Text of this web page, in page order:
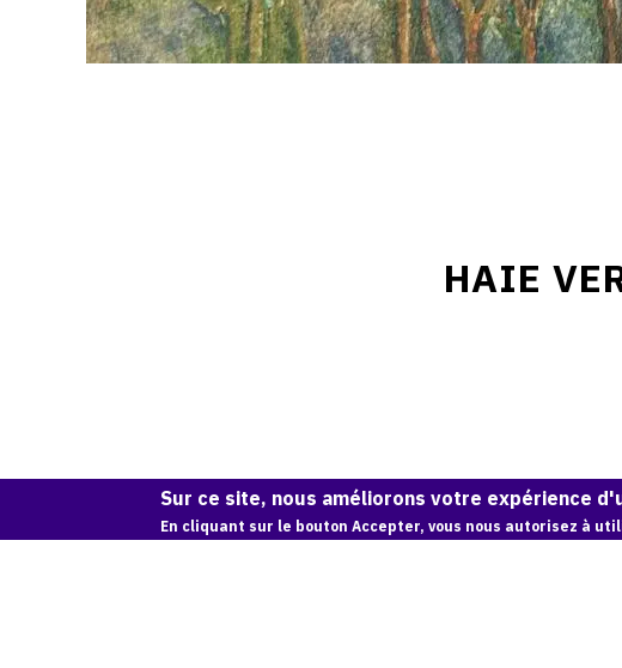
HAIE
Sur ce site, nous améliorons votre expérience
En cliquant sur le bouton Accepter, vous nous autorisez à